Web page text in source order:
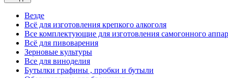
Везде
Всё для изготовления крепкого алкоголя
Все комплектующие для изготовления самогонного
Всё для пивоварения
Зерновые культуры
Все для виноделия
Бутылки графины , пробки и бутыли